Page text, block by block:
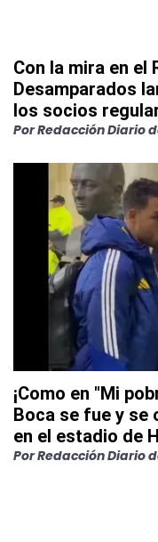
Con la mira en el
Desamparados
los socios
PorRedacción Diario
¡Como en "Mi
Boca se fue y
en el estadio de
PorRedacción Diario